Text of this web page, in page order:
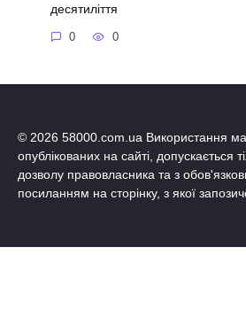
десятиліття
0 0
© 2026 58000.com.ua Використання
опублікованих на сайті, допускається
дозволу правовласника та з
посиланням на сторінку, з якої